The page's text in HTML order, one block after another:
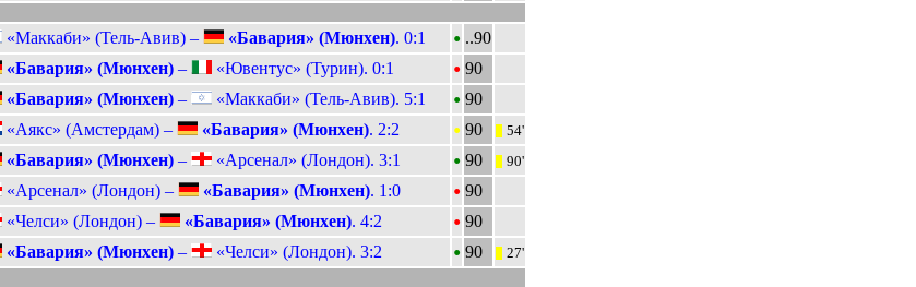
«Маккаби» (Тель-Авив) – «Бавария» (Мюнхен). 0:1 • ..90
«Бавария» (Мюнхен)– «Ювентус» (Турин). 0:1 • 90
«Бавария» (Мюнхен)– «Маккаби» (Тель-Авив). 5:1 • 90
«Аякс» (Амстердам) – «Бавария» (Мюнхен). 2:2 • 90 54'
«Бавария» (Мюнхен)– «Арсенал» (Лондон). 3:1 • 90 90'
«Арсенал» (Лондон) – «Бавария» (Мюнхен). 1:0 • 90
«Челси» (Лондон) – «Бавария» (Мюнхен). 4:2 • 90
«Бавария» (Мюнхен)– «Челси» (Лондон). 3:2 • 90
27'